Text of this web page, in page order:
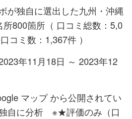
が独自に選出した九州・沖縄
800箇所（ 口コミ総数：5,0
コミ数：1,367件 ）
年11月18日 ～ 2023年12
マップ から公開されてい
自に分析 ※★評価のみ（口